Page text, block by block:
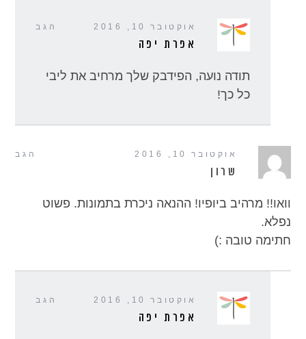
הגב אוקטובר 10, 2016
אפרת יפה
תודה נועה, הפידבק שלך מרחיב את ליבי
כל כך!
הגב אוקטובר 10, 2016
שרון
וואו!! מרהיב ביופיו! ההנאה ניכרת בתמונות. פשוט
נפלא.
חתימה טובה :)
הגב אוקטובר 10, 2016
אפרת יפה